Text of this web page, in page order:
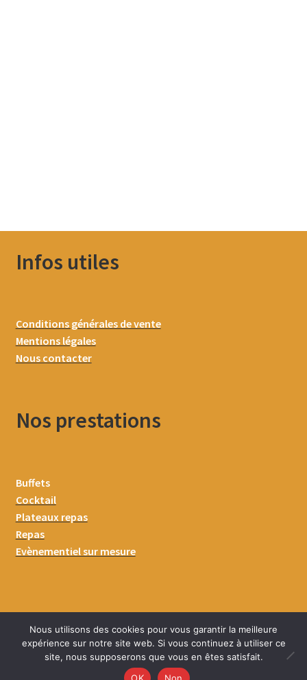
Infos utiles
Conditions générales de vente
Mentions légales
Nous contacter
Nos prestations
Buffets
Cocktail
Plateaux repas
Repas
Evènementiel sur mesure
Nous utilisons des cookies pour vous garantir la meilleure
expérience sur notre site web. Si vous continuez à utiliser ce
site, nous supposerons que vous en êtes satisfait.
OK
Non